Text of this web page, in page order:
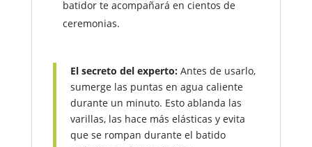
batidor te acompañará en cientos de
ceremonias.
El secreto del experto:Antes de usarlo,
sumerge las puntas en agua caliente
durante un minuto. Esto ablanda las
varillas, las hace más elásticas y evita
que se rompan durante el batido